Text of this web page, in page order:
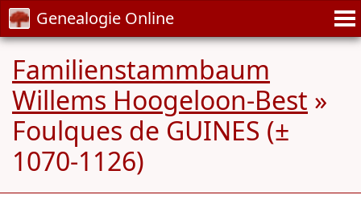
Genealogie Online
Familienstammbaum
Willems Hoogeloon-Best »
Foulques de GUINES (±
1070-1126)